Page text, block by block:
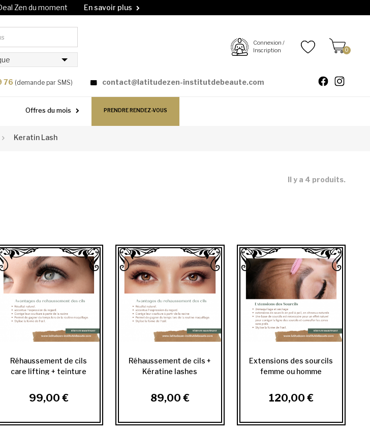
Zen du moment
En savoir plus
76 (demande par SMS) contact@latitudezen-institutdebeaute.com
Connexion /
Inscription
0
Offres du mois PRENDRE RENDEZ-VOUS
Keratin Lash
Il y a 4 produits.
Réhaussement de cils
care lifting + teinture
99,00 €
Réhaussement de cils +
Kératine lashes
89,00 €
Extensions des sourcils
femme ou homme
120,00 €